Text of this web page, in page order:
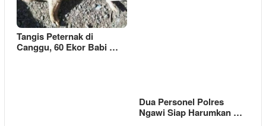
Tangis Peternak di
Canggu, 60 Ekor Babi …
Dua Personel Polres
Ngawi Siap Harumkan …